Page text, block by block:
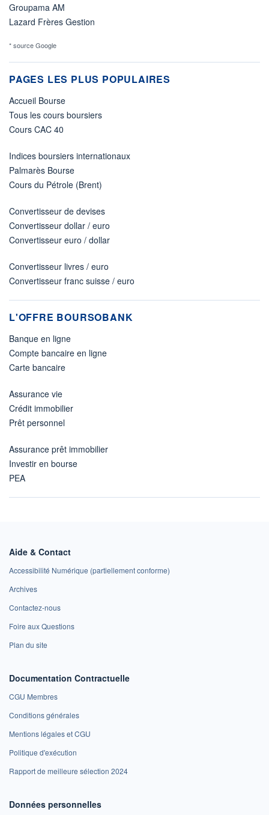
Groupama AM
Lazard Frères Gestion
* source Google
PAGES LES PLUS POPULAIRES
Accueil Bourse
Tous les cours boursiers
Cours CAC 40
Indices boursiers internationaux
Palmarès Bourse
Cours du Pétrole (Brent)
Convertisseur de devises
Convertisseur dollar / euro
Convertisseur euro / dollar
Convertisseur livres / euro
Convertisseur franc suisse / euro
L'OFFRE BOURSOBANK
Banque en ligne
Compte bancaire en ligne
Carte bancaire
Assurance vie
Crédit immobilier
Prêt personnel
Assurance prêt immobilier
Investir en bourse
PEA
Aide & Contact
Accessibilité Numérique (partiellement conforme)
Archives
Contactez-nous
Foire aux Questions
Plan du site
Documentation Contractuelle
CGU Membres
Conditions générales
Mentions légales et CGU
Politique d'exécution
Rapport de meilleure sélection 2024
Données personnelles